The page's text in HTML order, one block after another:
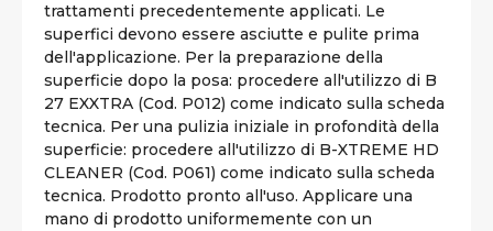
trattamenti precedentemente applicati. Le
superfici devono essere asciutte e pulite prima
dell'applicazione. Per la preparazione della
superficie dopo la posa: procedere all'utilizzo di B
27 EXXTRA (Cod. P012) come indicato sulla scheda
tecnica. Per una pulizia iniziale in profondità della
superficie: procedere all'utilizzo di B-XTREME HD
CLEANER (Cod. P061) come indicato sulla scheda
tecnica. Prodotto pronto all'uso. Applicare una
mano di prodotto uniformemente con un